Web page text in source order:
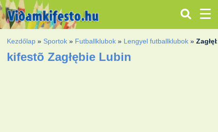
Kezdőlap » Sportok » Futballklubok » Lengyel futballklubok »
kifestõ Zagłębie Lubin